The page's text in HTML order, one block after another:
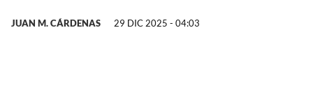
JUAN M. CÁRDENAS 29 DIC 2025 - 04:03